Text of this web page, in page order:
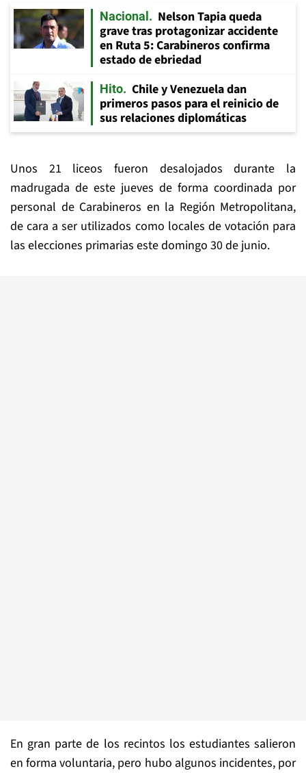
Nacional
Nelson Tapia queda
grave tras protagonizar accidente
en Ruta 5: Carabineros confirma
estado de ebriedad
Hito
Chile y Venezuela dan
primeros pasos para el reinicio de
sus relaciones diplomáticas
Unos 21 liceos fueron desalojados durante la
madrugada de este jueves de forma coordinada por
personal de Carabineros en la Región Metropolitana,
de cara a ser utilizados como locales de votación para
las elecciones primarias este domingo 30 de junio.
En gran parte de los recintos los estudiantes salieron
en forma voluntaria, pero hubo algunos incidentes, por